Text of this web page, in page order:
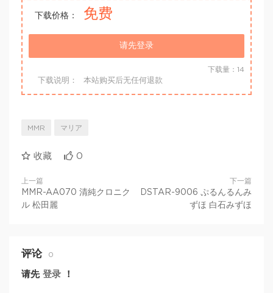
下载价格： 免费
请先登录
下载量：14
下载说明： 本站购买后无任何退款
MMR マリア
收藏 0
上一篇
MMR-AA070 清純クロニク
ル 松田麗
下一篇
DSTAR-9006 ぷるんるんみ
ずほ 白石みずほ
评论 0
请先 登录 ！